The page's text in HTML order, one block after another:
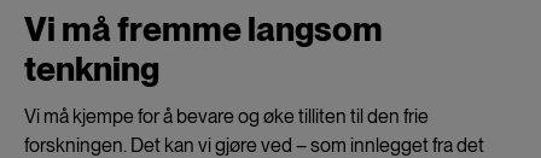
Vi må fremme langsom
tenkning
Vi må kjempe for å bevare og øke tilliten til den frie
forskningen. Det kan vi gjøre ved – som innlegget fra det